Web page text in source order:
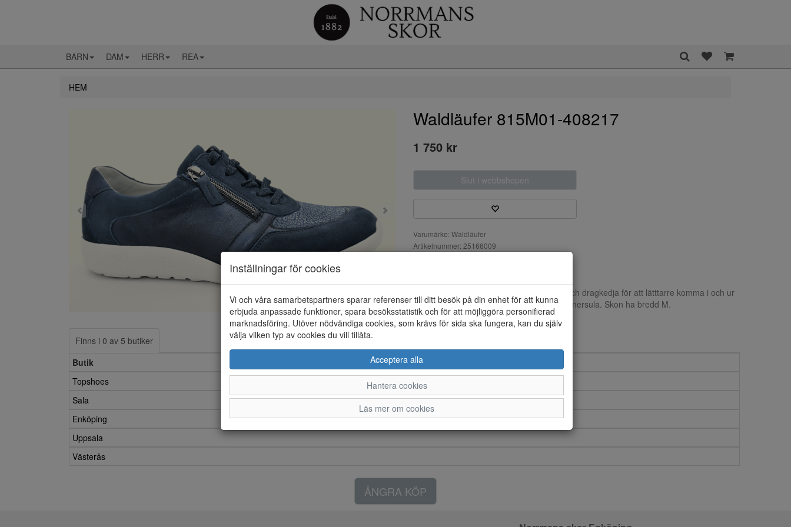
BARN DAM HERR REA
HEM
Waldläufer 815M01-408217
1 750 kr
Slut i webbshopen
Varumärke: Waldläufer
Artikelnummer: 25166009
Promenadsko i skinn/textil med snörning och dragkedja för att lätttarre komma i och ur
skon. Innerfodret är i textil och löstagbar innersula. Skon ha bredd M.
Finns i 0 av 5 butiker
Butik
Topshoes
Sala
Enköping
Uppsala
Västerås
ÅNGRA KÖP
Inställningar för cookies
Vi och våra samarbetspartners sparar referenser till ditt besök på din enhet för att kunna
erbjuda anpassade funktioner, spara besöksstatistik och för att möjliggöra personifierad
marknadsföring. Utöver nödvändiga cookies, som krävs för sida ska fungera, kan du själv
välja vilken typ av cookies du vill tillåta.
Acceptera alla
Hantera cookies
Läs mer om cookies